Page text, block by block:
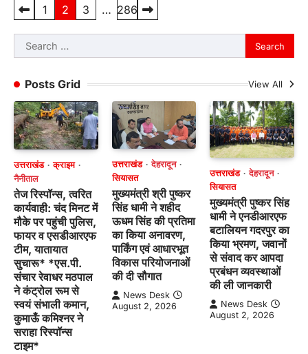
Posts
pagination
1 2 3 … 286
Search
for:
Posts Grid
View All
उत्तराखंड
क्राइम
नैनीताल
तेज रिस्पॉन्स, त्वरित
कार्यवाही: चंद मिनट में
मौके पर पहुंची पुलिस,
फायर व एसडीआरएफ
टीम, यातायात
सुचारू* *एस.पी.
संचार रेवाधर मठपाल
ने कंट्रोल रूम से
स्वयं संभाली कमान,
कुमाऊँ कमिश्नर ने
सराहा रिस्पॉन्स
टाइम*
उत्तराखंड
देहरादून
सियासत
मुख्यमंत्री श्री पुष्कर
सिंह धामी ने शहीद
ऊधम सिंह की प्रतिमा
का किया अनावरण,
पार्किंग एवं आधारभूत
विकास परियोजनाओं
की दी सौगात
News Desk
August 2, 2026
उत्तराखंड
देहरादून
सियासत
मुख्यमंत्री पुष्कर सिंह
धामी ने एनडीआरएफ
बटालियन गदरपुर का
किया भ्रमण, जवानों
से संवाद कर आपदा
प्रबंधन व्यवस्थाओं
की ली जानकारी
News Desk
August 2, 2026